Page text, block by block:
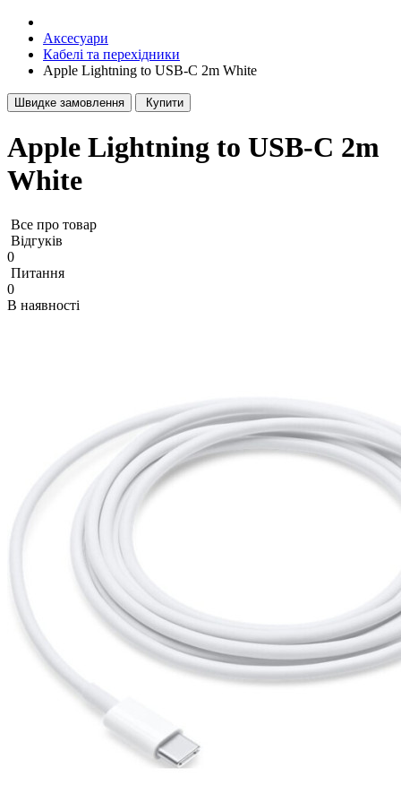
Аксесуари
Кабелі та перехідники
Apple Lightning to USB-C 2m White
Швидке замовлення Купити
Apple Lightning to USB-C 2m
White
Все про товар
Відгуків
0
Питання
0
В наявності